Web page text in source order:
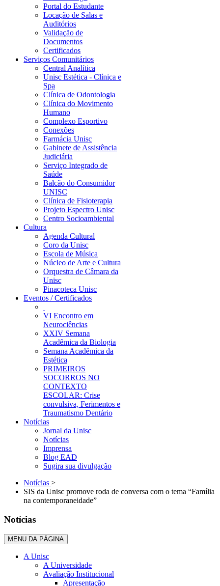
Portal do Estudante
Locação de Salas e
Auditórios
Validação de
Documentos
Certificados
Serviços Comunitários
Central Analítica
Unisc Estética - Clínica e
Spa
Clínica de Odontologia
Clínica do Movimento
Humano
Complexo Esportivo
Conexões
Farmácia Unisc
Gabinete de Assistência
Judiciária
Serviço Integrado de
Saúde
Balcão do Consumidor
UNISC
Clínica de Fisioterapia
Projeto Espectro Unisc
Centro Socioambiental
Cultura
Agenda Cultural
Coro da Unisc
Escola de Música
Núcleo de Arte e Cultura
Orquestra de Câmara da
Unisc
Pinacoteca Unisc
Eventos / Certificados
VI Encontro em
Neurociências
XXIV Semana
Acadêmica da Biologia
Semana Acadêmica da
Estética
PRIMEIROS
SOCORROS NO
CONTEXTO
ESCOLAR: Crise
convulsiva, Ferimentos e
Traumatismo Dentário
Notícias
Jornal da Unisc
Notícias
Imprensa
Blog EAD
Sugira sua divulgação
Notícias >
SIS da Unisc promove roda de conversa com o tema “Família
na contemporaneidade”
Notícias
MENU DA PÁGINA
A Unisc
A Universidade
Avaliação Institucional
Apresentação